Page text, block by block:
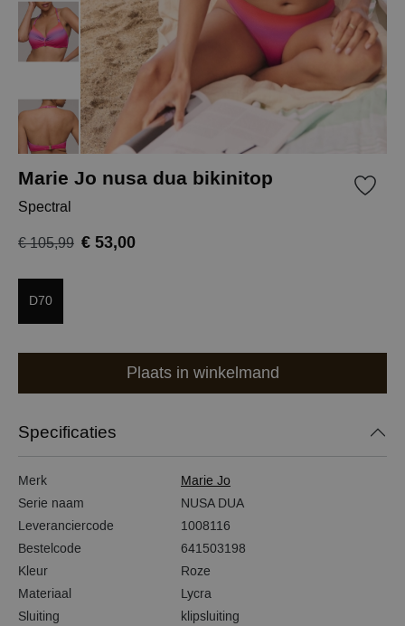
Marie Jo nusa dua bikinitop
Spectral
€ 105,99 € 53,00
D70
Plaats in winkelmand
Specificaties
Merk
Marie Jo
Serie naam
NUSA DUA
Leveranciercode
1008116
Bestelcode
641503198
Kleur
Roze
Materiaal
Lycra
Sluiting
klipsluiting